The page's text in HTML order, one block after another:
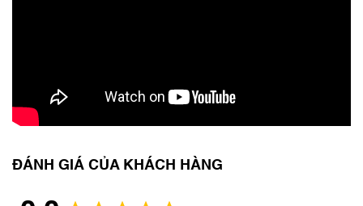
ĐÁNH GIÁ CỦA KHÁCH HÀNG